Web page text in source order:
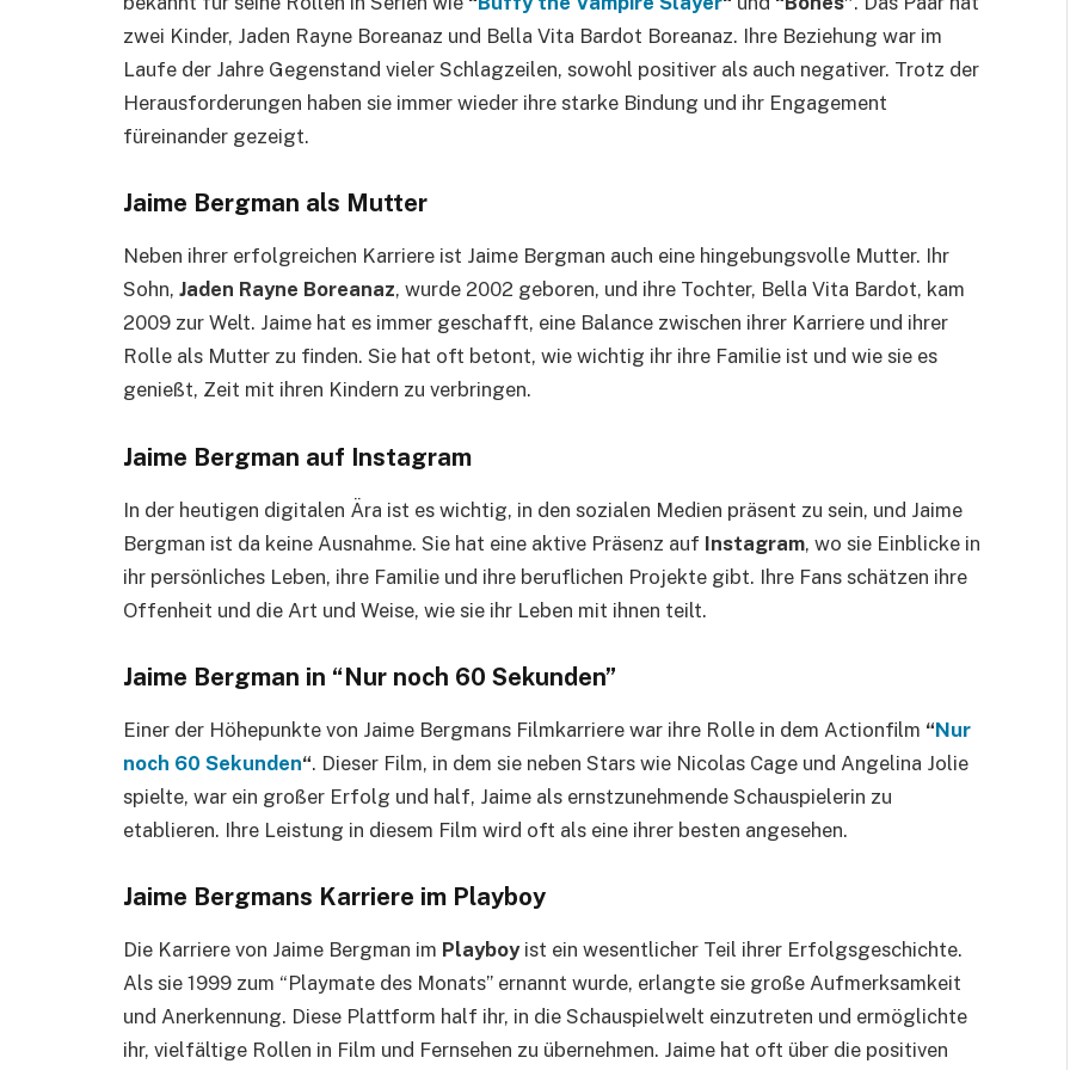
zwei Kinder, Jaden Rayne Boreanaz und Bella Vita Bardot Boreanaz. Ihre Beziehung war im
Laufe der Jahre Gegenstand vieler Schlagzeilen, sowohl positiver als auch negativer. Trotz der
Herausforderungen haben sie immer wieder ihre starke Bindung und ihr Engagement
füreinander gezeigt.
Jaime Bergman als Mutter
Neben ihrer erfolgreichen Karriere ist Jaime Bergman auch eine hingebungsvolle Mutter. Ihr
Sohn, Jaden Rayne Boreanaz, wurde 2002 geboren, und ihre Tochter, Bella Vita Bardot, kam
2009 zur Welt. Jaime hat es immer geschafft, eine Balance zwischen ihrer Karriere und ihrer
Rolle als Mutter zu finden. Sie hat oft betont, wie wichtig ihr ihre Familie ist und wie sie es
genießt, Zeit mit ihren Kindern zu verbringen.
Jaime Bergman auf Instagram
In der heutigen digitalen Ära ist es wichtig, in den sozialen Medien präsent zu sein, und Jaime
Bergman ist da keine Ausnahme. Sie hat eine aktive Präsenz auf Instagram, wo sie Einblicke in
ihr persönliches Leben, ihre Familie und ihre beruflichen Projekte gibt. Ihre Fans schätzen ihre
Offenheit und die Art und Weise, wie sie ihr Leben mit ihnen teilt.
Jaime Bergman in “Nur noch 60 Sekunden”
Einer der Höhepunkte von Jaime Bergmans Filmkarriere war ihre Rolle in dem Actionfilm “Nur
noch 60 Sekunden“. Dieser Film, in dem sie neben Stars wie Nicolas Cage und Angelina Jolie
spielte, war ein großer Erfolg und half, Jaime als ernstzunehmende Schauspielerin zu
etablieren. Ihre Leistung in diesem Film wird oft als eine ihrer besten angesehen.
Jaime Bergmans Karriere im Playboy
Die Karriere von Jaime Bergman im Playboyist ein wesentlicher Teil ihrer Erfolgsgeschichte.
Als sie 1999 zum “Playmate des Monats” ernannt wurde, erlangte sie große Aufmerksamkeit
und Anerkennung. Diese Plattform half ihr, in die Schauspielwelt einzutreten und ermöglichte
ihr, vielfältige Rollen in Film und Fernsehen zu übernehmen. Jaime hat oft über die positiven